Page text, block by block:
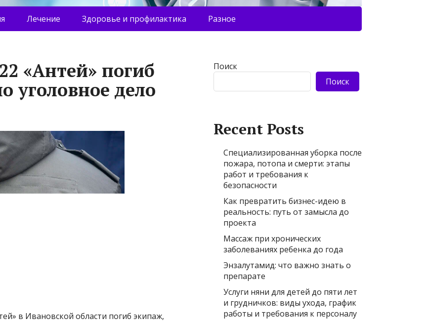
Лечение Здоровье и профилактика Разное
«Антей» погиб
уголовное дело
в Ивановской области погиб экипаж,
Поиск
Поиск
Recent Posts
Специализированная уборка после
пожара, потопа и смерти: этапы
работ и требования к
безопасности
Как превратить бизнес-идею в
реальность: путь от замысла до
проекта
Массаж при хронических
заболеваниях ребенка до года
Энзалутамид: что важно знать о
препарате
Услуги няни для детей до пяти лет
и грудничков: виды ухода, график
работы и требования к персоналу